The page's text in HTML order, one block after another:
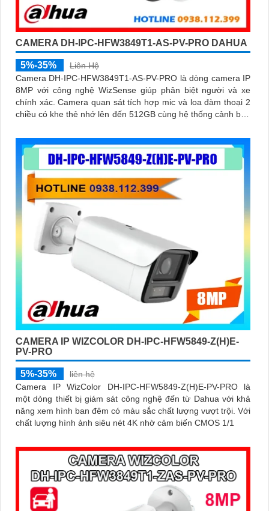
CAMERA DH-IPC-HFW3849T1-AS-PV-PRO DAHUA
5%-35%
Liên Hệ
Camera DH-IPC-HFW3849T1-AS-PV-PRO là dòng camera IP
8MP với công nghệ WizSense giúp phân biệt người và xe
chính xác. Camera quan sát tích hợp mic và loa đàm thoại 2
chiều có khe thẻ nhớ lên đến 512GB cùng hệ thống cảnh báo
CAMERA IP WIZCOLOR DH-IPC-HFW5849-Z(H)E-
PV-PRO
5%-35%
liên hệ
Camera IP WizColor DH-IPC-HFW5849-Z(H)E-PV-PRO là
một dòng thiết bị giám sát công nghệ đến từ Dahua với khả
năng xem hình ban đêm có màu sắc chất lượng vượt trội. Với
chất lượng hình ảnh siêu nét 4K nhờ cảm biến CMOS 1/1